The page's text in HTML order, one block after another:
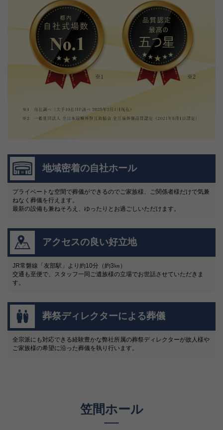
地域密着の自社ホール
プライベートな空間で葬儀ができるのでご家族様、ご関係者様だけで気兼
ねなく葬儀を行えます。
最新の設備も兼ねそろえ、ゆったりとお過ごしいただけます。
アクセスの良い好立地
JR常磐線「友部駅」より約10分（約3㎞）
交通も至便で、スタッフ一同ご遺族様の立場でお世話させていただきま
す。
葬祭ディレクターによる葬儀
全宗派にも対応できる経験豊かな弊社所属の葬祭ディレクターが故人様や
ご家族様の希望に沿った葬儀を執り行います。
笠間ホール